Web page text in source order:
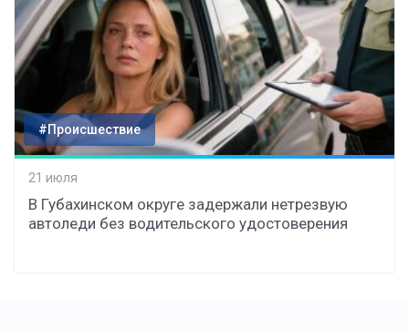
#Происшествие
21 июля
В Губахинском округе задержали нетрезвую
автоледи без водительского удостоверения